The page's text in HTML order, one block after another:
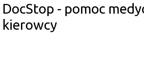
DocStop - pomoc
kierowcy